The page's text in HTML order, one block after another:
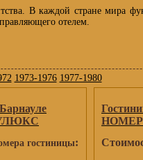
В каждой стране мира
отелем.
1973-1976 1977-1980
гостиницы: